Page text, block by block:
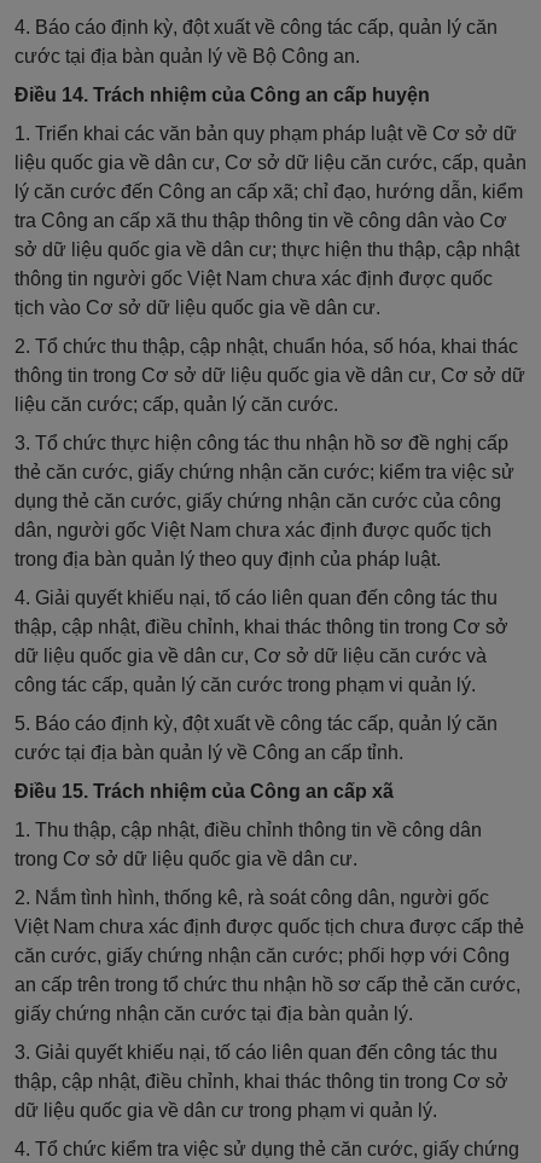
4. Báo cáo định kỳ, đột xuất về công tác cấp, quản lý căn
cước tại địa bàn quản lý về Bộ Công an.
Điều 14. Trách nhiệm của Công an cấp huyện
1. Triển khai các văn bản quy phạm pháp luật về Cơ sở dữ
liệu quốc gia về dân cư, Cơ sở dữ liệu căn cước, cấp, quản
lý căn cước đến Công an cấp xã; chỉ đạo, hướng dẫn, kiểm
tra Công an cấp xã thu thập thông tin về công dân vào Cơ
sở dữ liệu quốc gia về dân cư; thực hiện thu thập, cập nhật
thông tin người gốc Việt Nam chưa xác định được quốc
tịch vào Cơ sở dữ liệu quốc gia về dân cư.
2. Tổ chức thu thập, cập nhật, chuẩn hóa, số hóa, khai thác
thông tin trong Cơ sở dữ liệu quốc gia về dân cư, Cơ sở dữ
liệu căn cước; cấp, quản lý căn cước.
3. Tổ chức thực hiện công tác thu nhận hồ sơ đề nghị cấp
thẻ căn cước, giấy chứng nhận căn cước; kiểm tra việc sử
dụng thẻ căn cước, giấy chứng nhận căn cước của công
dân, người gốc Việt Nam chưa xác định được quốc tịch
trong địa bàn quản lý theo quy định của pháp luật.
4. Giải quyết khiếu nại, tố cáo liên quan đến công tác thu
thập, cập nhật, điều chỉnh, khai thác thông tin trong Cơ sở
dữ liệu quốc gia về dân cư, Cơ sở dữ liệu căn cước và
công tác cấp, quản lý căn cước trong phạm vi quản lý.
5. Báo cáo định kỳ, đột xuất về công tác cấp, quản lý căn
cước tại địa bàn quản lý về Công an cấp tỉnh.
Điều 15. Trách nhiệm của Công an cấp xã
1. Thu thập, cập nhật, điều chỉnh thông tin về công dân
trong Cơ sở dữ liệu quốc gia về dân cư.
2. Nắm tình hình, thống kê, rà soát công dân, người gốc
Việt Nam chưa xác định được quốc tịch chưa được cấp thẻ
căn cước, giấy chứng nhận căn cước; phối hợp với Công
an cấp trên trong tổ chức thu nhận hồ sơ cấp thẻ căn cước,
giấy chứng nhận căn cước tại địa bàn quản lý.
3. Giải quyết khiếu nại, tố cáo liên quan đến công tác thu
thập, cập nhật, điều chỉnh, khai thác thông tin trong Cơ sở
dữ liệu quốc gia về dân cư trong phạm vi quản lý.
4. Tổ chức kiểm tra việc sử dụng thẻ căn cước, giấy chứng